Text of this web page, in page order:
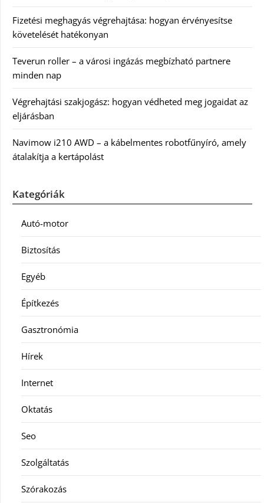
Fizetési meghagyás végrehajtása: hogyan érvényesítse
követelését hatékonyan
Teverun roller – a városi ingázás megbízható partnere
minden nap
Végrehajtási szakjogász: hogyan védheted meg jogaidat az
eljárásban
Navimow i210 AWD – a kábelmentes robotfűnyíró, amely
átalakítja a kertápolást
Kategóriák
Autó-motor
Biztosítás
Egyéb
Építkezés
Gasztronómia
Hírek
Internet
Oktatás
Seo
Szolgáltatás
Szórakozás